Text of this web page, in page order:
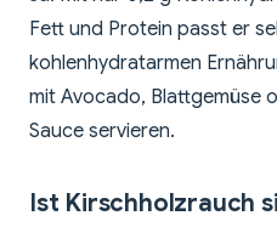
Fett und Protein passt er
kohlenhydratarmen
mit Avocado, Blattgemüse
Sauce servieren.
Ist Kirschholzrauch